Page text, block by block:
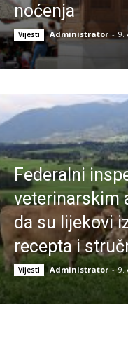
noćenja
Vijesti Administrator - 9.
Federalni
veterinarskim
da su lijekovi
recepta i
Vijesti Administrator - 9.